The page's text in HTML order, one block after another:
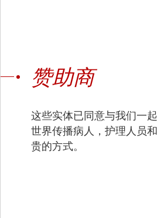
赞助商
这些实体已同意与我们一
世界传播病人，护理人员
贵的方式。